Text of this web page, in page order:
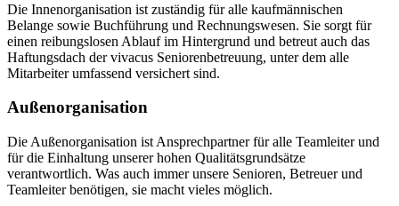
Die Innenorganisation ist zuständig für alle kaufmännischen
Belange sowie Buchführung und Rechnungswesen. Sie sorgt für
einen reibungslosen Ablauf im Hintergrund und betreut auch das
Haftungsdach der vivacus Seniorenbetreuung, unter dem alle
Mitarbeiter umfassend versichert sind.
Außenorganisation
Die Außenorganisation ist Ansprechpartner für alle Teamleiter und
für die Einhaltung unserer hohen Qualitätsgrundsätze
verantwortlich. Was auch immer unsere Senioren, Betreuer und
Teamleiter benötigen, sie macht vieles möglich.